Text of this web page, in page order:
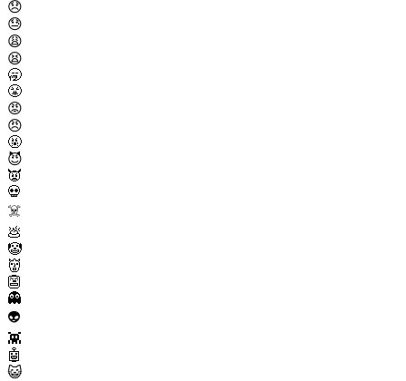
😞
😓
😩
😫
🥱
😤
😡
😠
🤬
😈
👿
💀
☠️
💩
🤡
👹
👺
👻
👽
👾
🤖
😺